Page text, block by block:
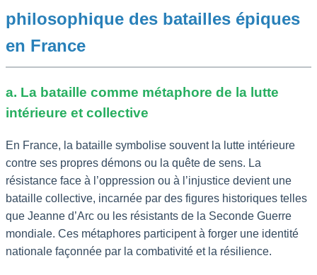
philosophique des batailles épiques
en France
a. La bataille comme métaphore de la lutte
intérieure et collective
En France, la bataille symbolise souvent la lutte intérieure
contre ses propres démons ou la quête de sens. La
résistance face à l’oppression ou à l’injustice devient une
bataille collective, incarnée par des figures historiques telles
que Jeanne d’Arc ou les résistants de la Seconde Guerre
mondiale. Ces métaphores participent à forger une identité
nationale façonnée par la combativité et la résilience.